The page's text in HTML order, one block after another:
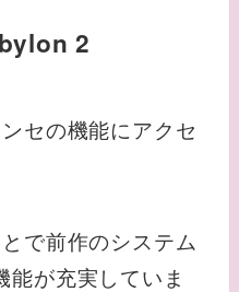
2
セの機能にアクセ
で前作のシステム
能が充実していま